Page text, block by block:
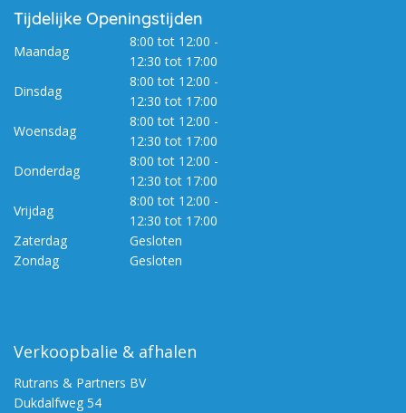
Tijdelijke Openingstijden
Maandag
8:00 tot 12:00 -
12:30 tot 17:00
Dinsdag
8:00 tot 12:00 -
12:30 tot 17:00
Woensdag
8:00 tot 12:00 -
12:30 tot 17:00
Donderdag
8:00 tot 12:00 -
12:30 tot 17:00
Vrijdag
8:00 tot 12:00 -
12:30 tot 17:00
Zaterdag
Gesloten
Zondag
Gesloten
Verkoopbalie & afhalen
Rutrans & Partners BV
Dukdalfweg 54